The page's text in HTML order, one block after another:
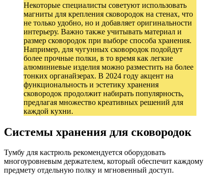
Некоторые специалисты советуют использовать
магниты для крепления сковородок на стенах, что
не только удобно, но и добавляет оригинальности
интерьеру. Важно также учитывать материал и
размер сковородок при выборе способа хранения.
Например, для чугунных сковородок подойдут
более прочные полки, в то время как легкие
алюминиевые изделия можно разместить на более
тонких органайзерах. В 2024 году акцент на
функциональность и эстетику хранения
сковородок продолжит набирать популярность,
предлагая множество креативных решений для
каждой кухни.
Системы хранения для сковородок
Тумбу для кастрюль рекомендуется оборудовать
многоуровневым держателем, который обеспечит каждому
предмету отдельную полку и мгновенный доступ.